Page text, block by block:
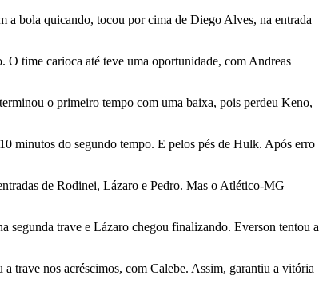
bola quicando, tocou por cima de Diego Alves, na entrada
O time carioca até teve uma oportunidade, com Andreas
o primeiro tempo com uma baixa, pois perdeu Keno,
minutos do segundo tempo. E pelos pés de Hulk. Após erro
de Rodinei, Lázaro e Pedro. Mas o Atlético-MG
segunda trave e Lázaro chegou finalizando. Everson tentou a
trave nos acréscimos, com Calebe. Assim, garantiu a vitória